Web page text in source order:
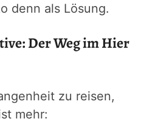
denn als Lösung.
Der Weg im Hier
zu reisen,
mehr: